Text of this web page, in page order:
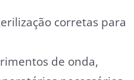
corretas para
de onda,